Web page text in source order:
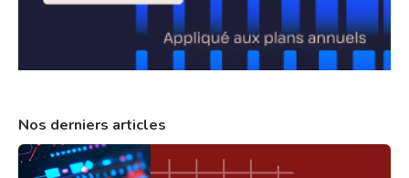
Nos derniers articles